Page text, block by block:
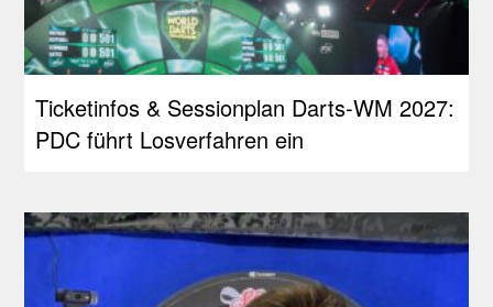
Ticketinfos & Sessionplan Darts-WM 2027:
PDC führt Losverfahren ein